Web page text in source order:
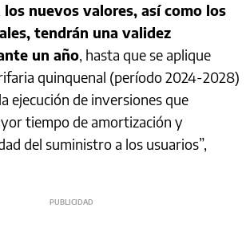
los nuevos valores, así como los
tendrán una validez
un año, hasta que se aplique
quinquenal (período 2024-2028)
ejecución de inversiones que
tiempo de amortización y
del suministro a los usuarios”,